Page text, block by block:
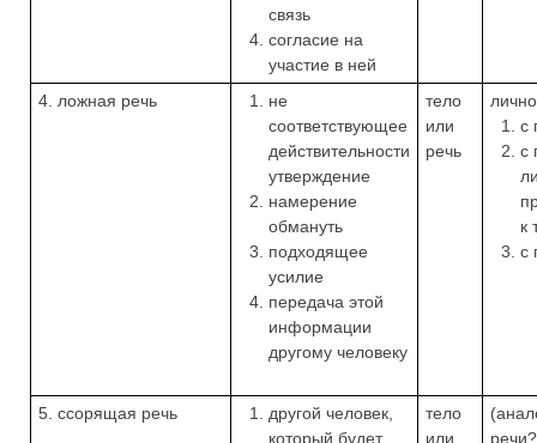
связь
согласие на
участие в ней
4. ложная речь
не
соответствующее
действительности
утверждение
намерение
обмануть
подходящее
усилие
передача этой
информации
другому человеку
тело
или
речь
с
с
к
с
5. ссорящая речь
другой человек,
который будет
тело
или